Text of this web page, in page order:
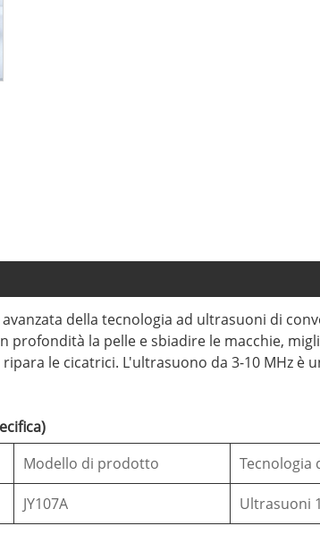
della tecnologia ad ultrasuoni di
la pelle e sbiadire le macchie,
le cicatrici. L'ultrasuono da 3-10 MHz è
Modello di prodotto Tecnologia
JY107A Ultrasuoni